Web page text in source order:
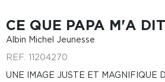
CE QUE PAPA M'A DIT
Albin Michel Jeunesse
REF. 11204270
UNE IMAGE JUSTE ET MAGNIFIQUE